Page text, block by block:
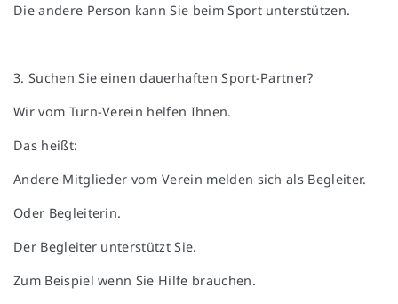
Die andere Person kann Sie beim Sport unterstützen.
3. Suchen Sie einen dauerhaften Sport-Partner?
Wir vom Turn-Verein helfen Ihnen.
Das heißt:
Andere Mitglieder vom Verein melden sich als Begleiter.
Oder Begleiterin.
Der Begleiter unterstützt Sie.
Zum Beispiel wenn Sie Hilfe brauchen.